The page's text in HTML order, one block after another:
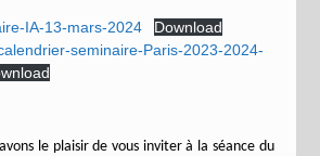
IA-13-mars-2024
Download
seminaire-Paris-2023-2024-
le plaisir de vous inviter à la séance du